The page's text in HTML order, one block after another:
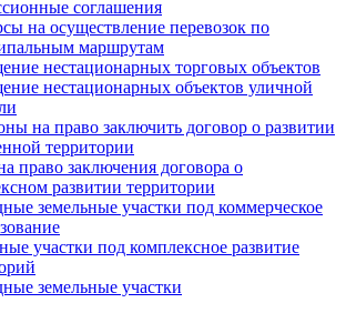
соглашения
на осуществление перевозок по
маршрутам
нестационарных торговых объектов
нестационарных объектов уличной
на право заключить договор о развитии
территории
право заключения договора о
развитии территории
земельные участки под коммерческое
участки под комплексное развитие
земельные участки